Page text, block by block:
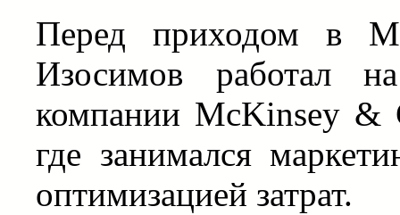
Перед приходом в
Изосимов работал
компании McKinsey &
где занимался
оптимизацией затрат.